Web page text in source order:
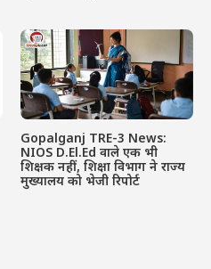
Gopalganj TRE-3 News:
NIOS D.El.Ed वाले एक भी
शिक्षक नहीं, शिक्षा विभाग ने राज्य
मुख्यालय को भेजी रिपोर्ट